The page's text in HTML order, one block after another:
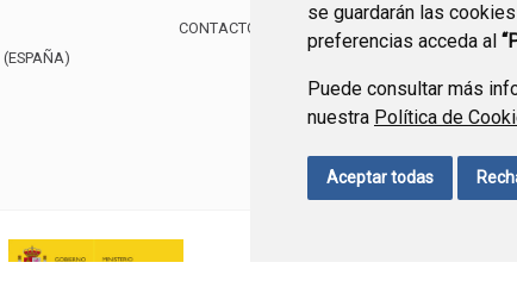
se guardarán las
preferencias acceda al
Puede consultar más
nuestra Política de
Aceptar todas
(ESPAÑA)
CONTACTO MAPA WEB